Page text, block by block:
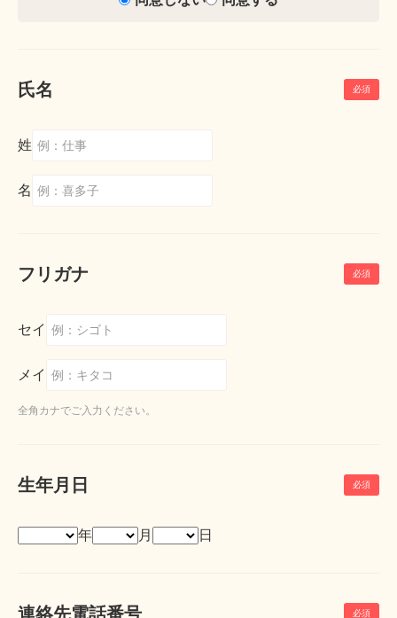
氏名
姓
名
フリガナ
セイ
メイ
全角カナでご入力ください。
生年月日
年 月 日
連絡先電話番号